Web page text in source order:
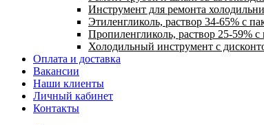
Инструмент для ремонта
Этиленгликоль, раствор 34-65% с
Пропиленгликоль, раствор 25-59%
Холодильный инструмент с
Оплата и доставка
Вакансии
Наши клиенты
Личный кабинет
Контакты